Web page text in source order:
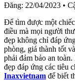
Đăng: 22/04/2023 •
Để tìm được một chiếc
điều mà mọi người
đẹp không chỉ đáp
phòng, giá thành tốt
phải đảm bảo an
đẹp đáp ứng các tiêu
Inaxvietnam để biết